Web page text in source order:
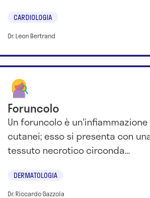
CARDIOLOGIA
Dr. Leon Bertrand
Foruncolo
Un foruncolo è
cutanei; esso si presenta con
tessuto necrotico circonda...
DERMATOLOGIA
Dr. Riccardo Gazzola